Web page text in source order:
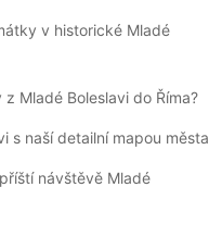
v historické Mladé
Mladé Boleslavi do Říma?
s naší detailní mapou města
návštěvě Mladé